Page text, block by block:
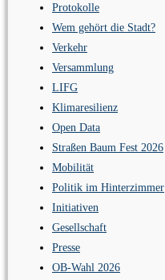
Protokolle
Wem gehört die Stadt?
Verkehr
Versammlung
LIFG
Klimaresilienz
Open Data
Straßen Baum Fest 2026
Mobilität
Politik im Hinterzimmer
Initiativen
Gesellschaft
Presse
OB-Wahl 2026